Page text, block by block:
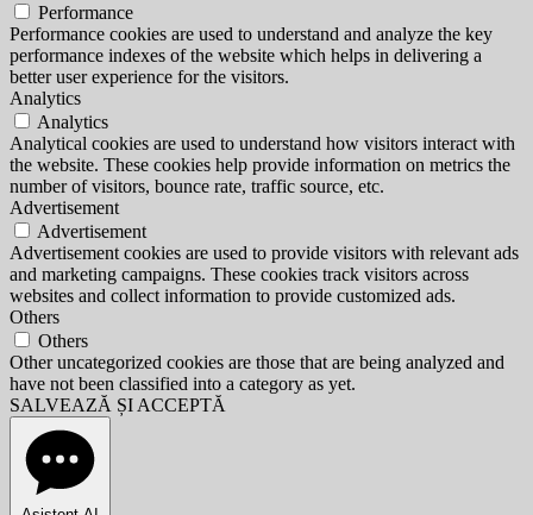
Performance
Performance cookies are used to understand and analyze the key
performance indexes of the website which helps in delivering a
better user experience for the visitors.
Analytics
Analytics
Analytical cookies are used to understand how visitors interact with
the website. These cookies help provide information on metrics the
number of visitors, bounce rate, traffic source, etc.
Advertisement
Advertisement
Advertisement cookies are used to provide visitors with relevant ads
and marketing campaigns. These cookies track visitors across
websites and collect information to provide customized ads.
Others
Others
Other uncategorized cookies are those that are being analyzed and
have not been classified into a category as yet.
SALVEAZĂ ȘI ACCEPTĂ